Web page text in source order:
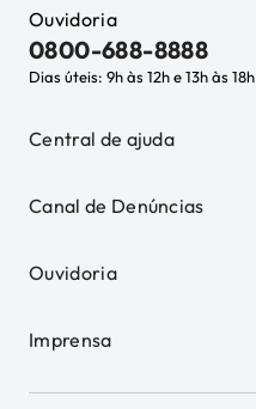
Ouvidoria
0800-688-8888
Dias úteis: 9h às 12h e 13h às 18h
Central de ajuda
Canal de Denúncias
Ouvidoria
Imprensa